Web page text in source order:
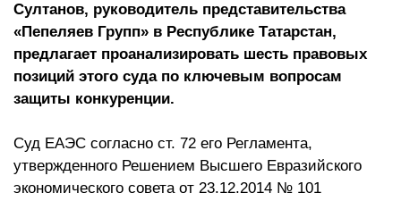
Султанов, руководитель представительства
«Пепеляев Групп» в Республике Татарстан,
предлагает проанализировать шесть правовых
позиций этого суда по ключевым вопросам
защиты конкуренции.
Суд ЕАЭС согласно ст. 72 его Регламента,
утвержденного Решением Высшего Евразийского
экономического совета от 23.12.2014 № 101